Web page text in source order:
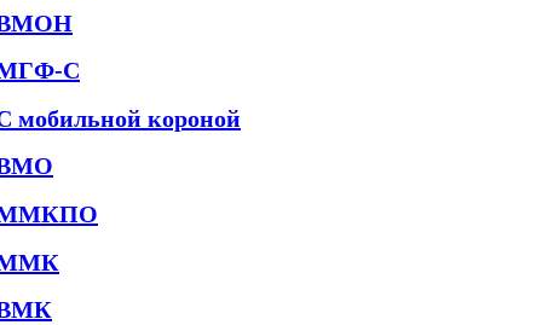
С
мобильной короной